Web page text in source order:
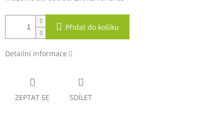
Přidat do košíku
Detailní informace
ZEPTAT SE SDÍLET